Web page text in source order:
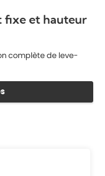
fixe et hauteur
complète de leve-